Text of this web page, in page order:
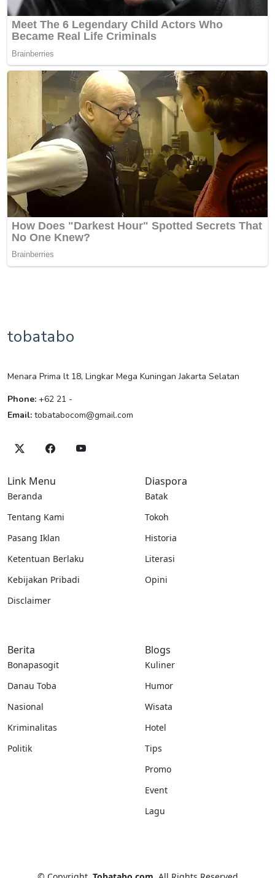
tobatabo
Menara Prima lt 18, Lingkar Mega Kuningan Jakarta Selatan
Phone: +62 21 -
Email: tobatabocom@gmail.com
Link Menu
Beranda
Tentang Kami
Pasang Iklan
Ketentuan Berlaku
Kebijakan Pribadi
Disclaimer
Diaspora
Batak
Tokoh
Historia
Literasi
Opini
Berita
Bonapasogit
Danau Toba
Nasional
Kriminalitas
Politik
Blogs
Kuliner
Humor
Wisata
Hotel
Tips
Promo
Event
Lagu